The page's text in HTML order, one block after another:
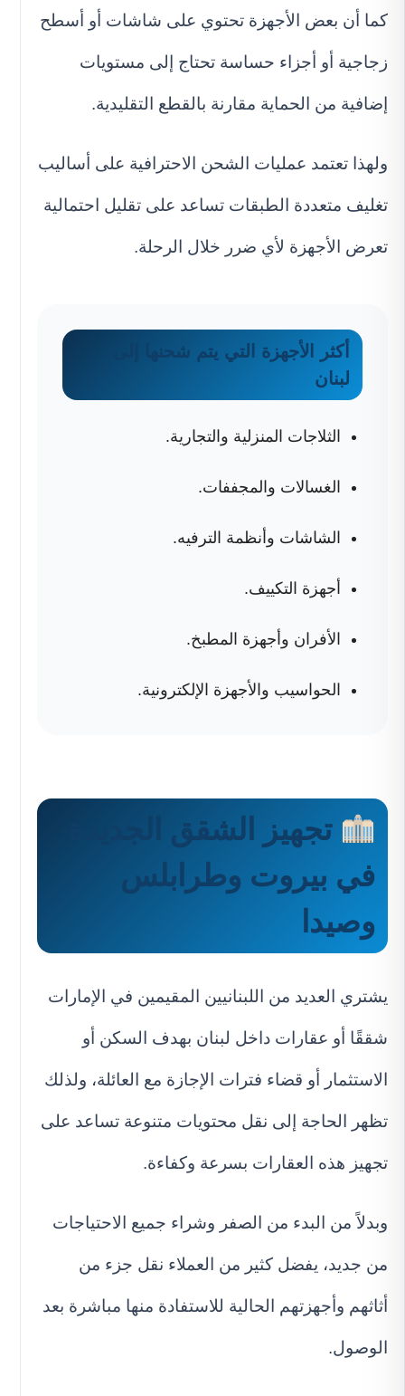
كما أن بعض الأجهزة تحتوي على شاشات أو أسطح
زجاجية أو أجزاء حساسة تحتاج إلى مستويات
إضافية من الحماية مقارنة بالقطع التقليدية.
ولهذا تعتمد عمليات الشحن الاحترافية على أساليب
تغليف متعددة الطبقات تساعد على تقليل احتمالية
تعرض الأجهزة لأي ضرر خلال الرحلة.
أكثر الأجهزة التي يتم شحنها إلى
لبنان
الثلاجات المنزلية والتجارية.
الغسالات والمجففات.
الشاشات وأنظمة الترفيه.
أجهزة التكييف.
الأفران وأجهزة المطبخ.
الحواسيب والأجهزة الإلكترونية.
تجهيز الشقق الجديدة
في بيروت وطرابلس
وصيدا
يشتري العديد من اللبنانيين المقيمين في الإمارات
شققًا أو عقارات داخل لبنان بهدف السكن أو
الاستثمار أو قضاء فترات الإجازة مع العائلة، ولذلك
تظهر الحاجة إلى نقل محتويات متنوعة تساعد على
تجهيز هذه العقارات بسرعة وكفاءة.
وبدلاً من البدء من الصفر وشراء جميع الاحتياجات
من جديد، يفضل كثير من العملاء نقل جزء من
أثاثهم وأجهزتهم الحالية للاستفادة منها مباشرة بعد
الوصول.